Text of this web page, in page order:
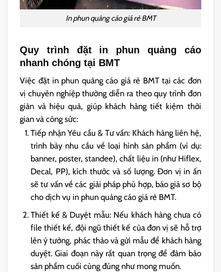
In phun quảng cáo giá rẻ BMT
Quy trình đặt in phun quảng cáo
nhanh chóng tại BMT
Việc đặt in phun quảng cáo giá rẻ BMT tại các đơn
vị chuyên nghiệp thường diễn ra theo quy trình đơn
giản và hiệu quả, giúp khách hàng tiết kiệm thời
gian và công sức:
Tiếp nhận Yêu cầu & Tư vấn: Khách hàng liên hệ,
trình bày nhu cầu về loại hình sản phẩm (ví dụ:
banner, poster,standee),chất liệu in(như Hiflex,
Decal, PP), kích thước và số lượng. Đơn vị in ấn
sẽ tư vấn về các giải pháp phù hợp, báo giá sơ bộ
cho dịch vụ in phun quảng cáo giá rẻ BMT.
Thiết kế & Duyệt mẫu: Nếu khách hàng chưa có
file thiết kế, đội ngũ thiết kế của đơn vị sẽ hỗ trợ
lên ý tưởng, phác thảo và gửi mẫu để khách hàng
duyệt. Giai đoạn này rất quan trọng để đảm bảo
sản phẩm cuối cùng đúng như mong muốn.